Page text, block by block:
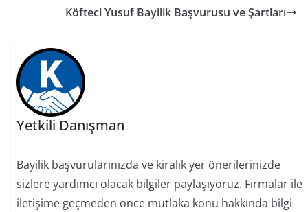
Köfteci Yusuf Bayilik Başvurusu ve Şartları
Yetkili Danışman
Bayilik başvurularınızda ve kiralık yer önerilerinizde
sizlere yardımcı olacak bilgiler paylaşıyoruz. Firmalar ile
iletişime geçmeden önce mutlaka konu hakkında bilgi